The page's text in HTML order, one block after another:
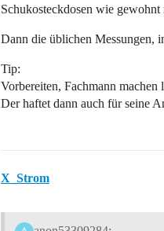
Schukosteckdosen wie
Dann die üblichen Messungen,
Tip:
Vorbereiten, Fachmann machen
Der haftet dann auch für seine
X_Strom